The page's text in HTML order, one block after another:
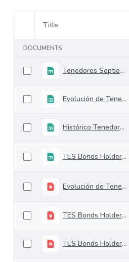
Item Selection
Title
DOCUMENTS
Tenedores Septiembre 2023 (1)
Evolución de Tenedores Noviembre 2023
Histórico Tenedores TES (1)
TES Bonds Holders December 2023
Evolución de Tenedores Diciembre 2023
TES Bonds Holders November 2023
TES Bonds Holders October 2023